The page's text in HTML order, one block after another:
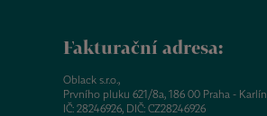
Fakturační adresa:
Oblack s.r.o.,
Prvního pluku 621/8a, 186 00 Praha - Karlín
IČ: 28246926, DIČ: CZ28246926